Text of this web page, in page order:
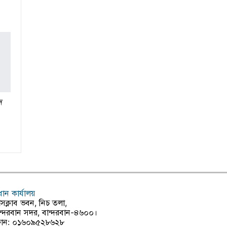
কার্যালয়
ভবন, নিচ তলা,
সদর, বান্দরবান-৪৬০০।
০১৬০৯৫২৮৬২৮